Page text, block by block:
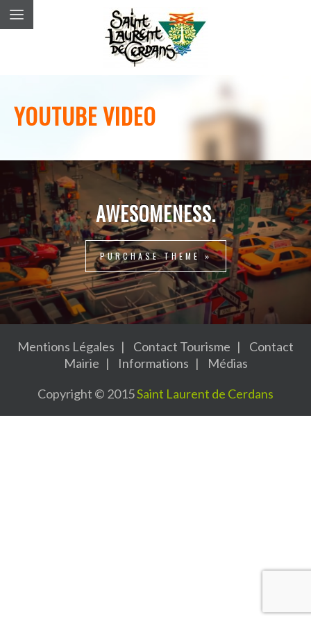
YOUTUBE VIDEO
AWESOMENESS.
PURCHASE THEME »
Mentions Légales Contact Tourisme
Contact
Mairie
Informations
Médias
Copyright © 2015Saint Laurent de Cerdans